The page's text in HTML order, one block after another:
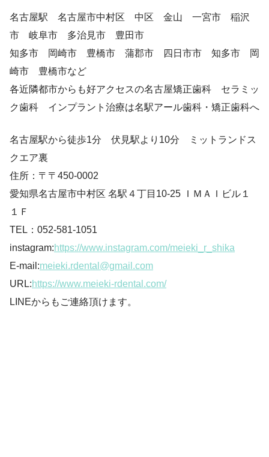
名古屋駅 名古屋市中村区 中区 金山 一宮市 稲沢
市 岐阜市 多治見市 豊田市
知多市 岡崎市 豊橋市 蒲郡市 四日市市 知多市 岡
崎市 豊橋市など
各近隣都市からも好アクセスの名古屋矯正歯科 セラミッ
ク歯科 インプラント治療は名駅アール歯科・矯正歯科へ
名古屋駅から徒歩1分 伏見駅より10分 ミットランドス
クエア裏
住所：〒〒450-0002
愛知県名古屋市中村区 名駅４丁目10-25 ＩＭＡＩビル１
１Ｆ
TEL：052-581-1051
instagram:https://www.instagram.com/meieki_r_shika
E-mail:meieki.rdental@gmail.com
URL:https://www.meieki-rdental.com/
LINEからもご連絡頂けます。